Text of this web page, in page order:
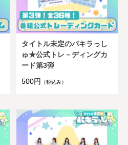
タイトル未定のパキラっし
ゅ★公式トレ－ディングカ
ード第3弾
500円
（税込み）